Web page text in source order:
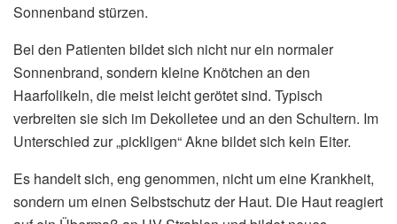
Sonnenband stürzen.
Bei den Patienten bildet sich nicht nur ein normaler
Sonnenbrand, sondern kleine Knötchen an den
Haarfolikeln, die meist leicht gerötet sind. Typisch
verbreiten sie sich im Dekolletee und an den Schultern. Im
Unterschied zur „pickligen“ Akne bildet sich kein Eiter.
Es handelt sich, eng genommen, nicht um eine Krankheit,
sondern um einen Selbstschutz der Haut. Die Haut reagiert